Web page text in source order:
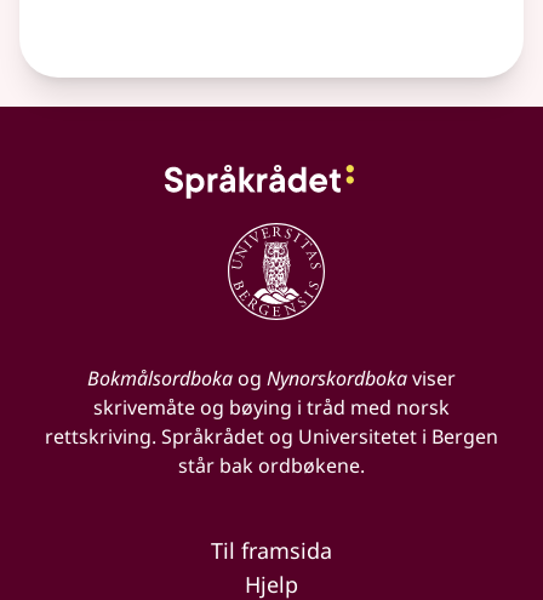
Bokmålsordbokaog Nynorskordbokaviser
skrivemåte og bøying i tråd med norsk
rettskriving. Språkrådet og Universitetet i Bergen
står bak ordbøkene.
Til framsida
Hjelp